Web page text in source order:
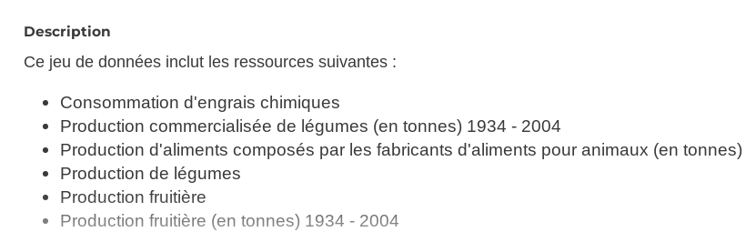
Description
Ce jeu de données inclut les ressources suivantes :
Consommation d'engrais chimiques
Production commercialisée de légumes (en tonnes) 1934 - 2004
Production d'aliments composés par les fabricants d'aliments pour animaux (en tonnes)
Production de légumes
Production fruitière
Production fruitière (en tonnes) 1934 - 2004